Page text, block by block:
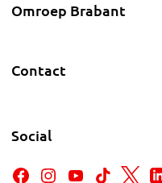
Omroep Brabant
Contact
Social